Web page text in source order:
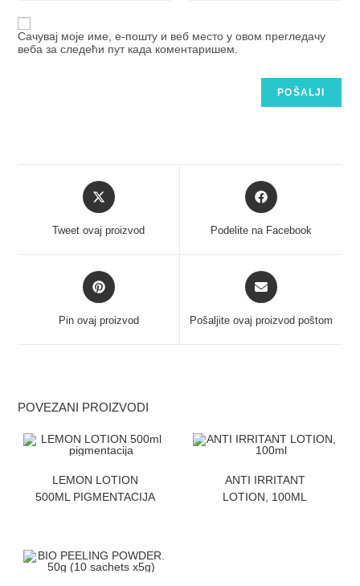
Сачувај моје име, е-пошту и веб место у овом прегледачу
веба за следећи пут када коментаришем.
Tweet ovaj proizvod Podelite na Facebook
Pin ovaj proizvod Pošaljite ovaj proizvod poštom
POVEZANI PROIZVODI
LEMON LOTION
500ML PIGMENTACIJA
ANTI IRRITANT
LOTION, 100ML